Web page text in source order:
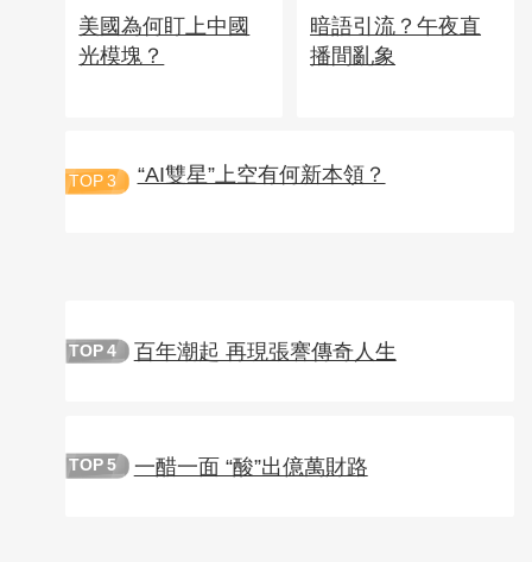
美國為何盯上中國
光模塊？
暗語引流？午夜直
播間亂象
TOP 3 “AI雙星”上空有何新本領？
TOP 4 百年潮起 再現張謇傳奇人生
TOP 5 一醋一面 “酸”出億萬財路